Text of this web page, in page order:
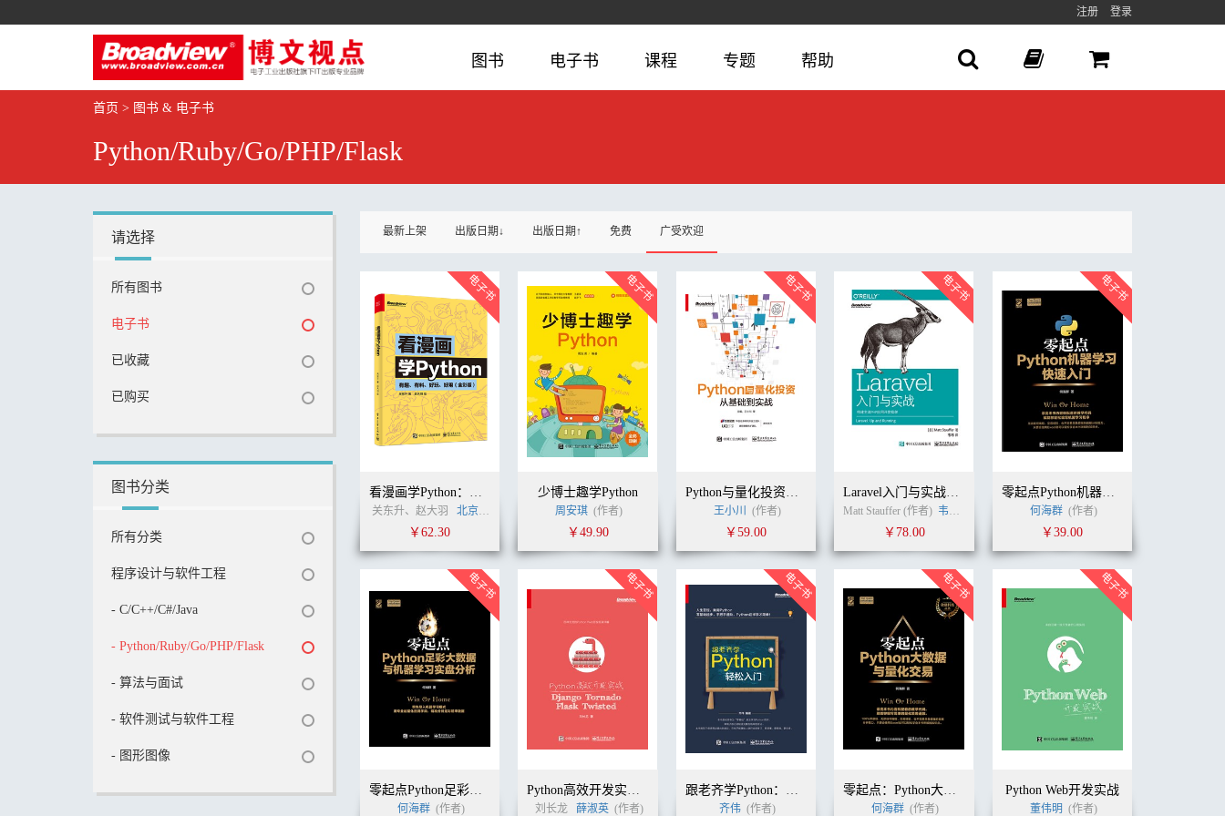
注册 登录
图书 电子书 课程 专题 帮助
首页 > 图书 & 电子书
Python/Ruby/Go/PHP/Flask
请选择
所有图书
电子书
已收藏
已购买
图书分类
所有分类
程序设计与软件工程
- C/C++/C#/Java
- Python/Ruby/Go/PHP/Flask
- 算法与面试
- 软件测试与软件工程
- 图形图像
最新上架 出版日期↓ 出版日期↑ 免费 广受欢迎
看漫画学Python：有趣、有料、好玩、好用（全彩版）
关东升、赵大羽 北京智捷东方科技有限公司 (作者)
￥62.30
少博士趣学Python
周安琪 (作者)
￥49.90
Python与量化投资：从基础到实战
王小川 (作者)
￥59.00
Laravel入门与实战：构建主流PHP应用开发框架
Matt Stauffer (作者) 韦玮
￥78.00
零起点Python机器学习快速入门
何海群 (作者)
￥39.00
零起点Python足彩大数据与机器学习实盘分析
何海群 (作者)
Python高效开发实战——Django、Tornado、Flask、Twisted
刘长龙 薛淑英 (作者)
跟老齐学Python：轻松入门
齐伟 (作者)
零起点：Python大数据与量化交易
何海群 (作者)
Python Web开发实战
董伟明 (作者)